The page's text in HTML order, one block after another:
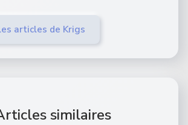
articles de Krigs
similaires